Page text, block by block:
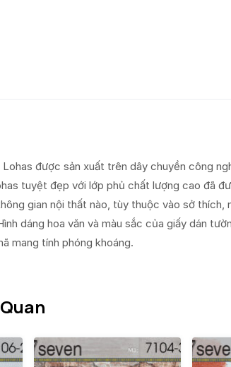
được sản xuất trên dây chuyền công
tuyệt đẹp với lớp phủ chất lượng cao đã
gian nội thất nào, tùy thuộc vào sở thích,
dáng hoa văn và màu sắc của giấy dán
mang tính phóng khoáng.